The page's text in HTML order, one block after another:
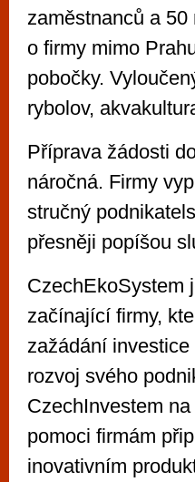
zaměstnanců a
o firmy mimo
pobočky.
rybolov,
Příprava žádosti
náročná. Firmy
stručný
přesněji popíšou
CzechEkoSystem
začínající firmy,
zažádání
rozvoj svého
CzechInvestem
pomoci firmám
inovativním